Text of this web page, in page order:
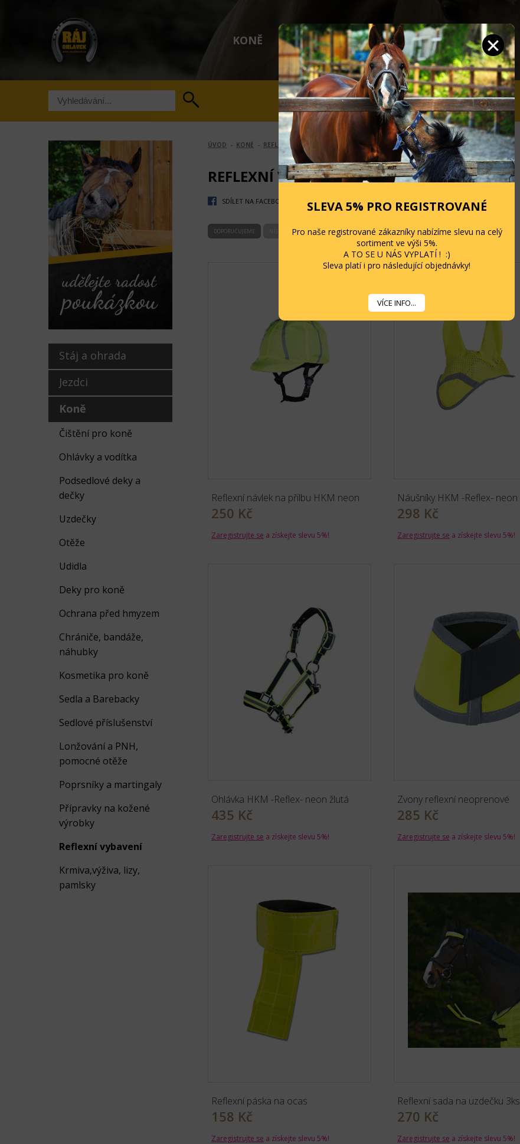
KONĚ JEZDCI STÁJ A OHRADA SLEVY
Stáj a ohrada
Jezdci
Koně
Čištění pro koně
Ohlávky a vodítka
Podsedlové deky a
dečky
Uzdečky
Otěže
Udidla
Deky pro koně
Ochrana před hmyzem
Chrániče, bandáže,
náhubky
Kosmetika pro koně
Sedla a Barebacky
Sedlové příslušenství
Lonžování a PNH,
pomocné otěže
Poprsníky a martingaly
Přípravky na kožené
výrobky
Reflexní vybavení
Krmiva,výživa, lizy,
pamlsky
ÚVOD - KONĚ - REFLEXNÍ VYBAVENÍ
REFLEXNÍ VYBAVENÍ
SDÍLET NA FACEBOOK
DOPORUČUJEME NEJLEVNĚJŠÍ NEJDRAŽŠÍ PODLE NÁZVU NOVINKY
Reflexní návlek na přilbu HKM neon
250 Kč
Zaregistrujte se a získejte slevu 5%!
Náušníky HKM -Reflex- neon
298 Kč
Zaregistrujte se a získejte slevu 5%!
Ohlávka HKM -Reflex- neon žlutá
435 Kč
Zaregistrujte se a získejte slevu 5%!
Zvony reflexní neoprenové
285 Kč
Zaregistrujte se a získejte slevu 5%!
Reflexní páska na ocas
158 Kč
Zaregistrujte se a získejte slevu 5%!
Reflexní sada na uzdečku 3ks
270 Kč
Zaregistrujte se a získejte slevu 5%!
SLEVA 5% PRO REGISTROVANÉ
Pro naše registrované zákazníky nabízíme slevu na celý
sortiment ve výši 5%.
A TO SE U NÁS VYPLATÍ ! :)
Sleva platí i pro následující objednávky!
VÍCE INFO...